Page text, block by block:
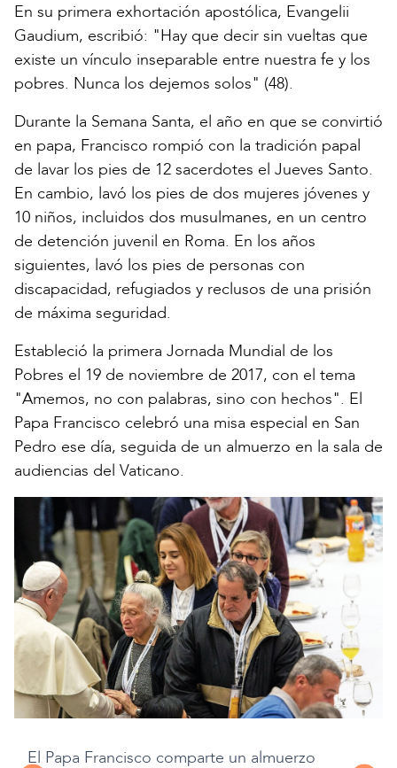
En su primera exhortación apostólica, Evangelii
Gaudium, escribió: "Hay que decir sin vueltas que
existe un vínculo inseparable entre nuestra fe y los
pobres. Nunca los dejemos solos" (48).
Durante la Semana Santa, el año en que se convirtió
en papa, Francisco rompió con la tradición papal
de lavar los pies de 12 sacerdotes el Jueves Santo.
En cambio, lavó los pies de dos mujeres jóvenes y
10 niños, incluidos dos musulmanes, en un centro
de detención juvenil en Roma. En los años
siguientes, lavó los pies de personas con
discapacidad, refugiados y reclusos de una prisión
de máxima seguridad.
Estableció la primera Jornada Mundial de los
Pobres el 19 de noviembre de 2017, con el tema
"Amemos, no con palabras, sino con hechos". El
Papa Francisco celebró una misa especial en San
Pedro ese día, seguida de un almuerzo en la sala de
audiencias del Vaticano.
El Papa Francisco comparte un almuerzo